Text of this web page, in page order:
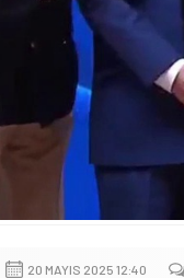
20 MAYIS 2025 12:40